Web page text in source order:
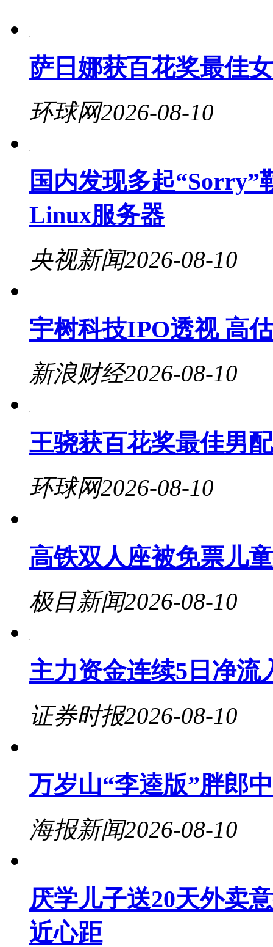
萨日娜获百花奖最佳
环球网2026-08-10
国内发现多起
Linux服务器
央视新闻2026-08-10
宇树科技IPO透视 高
新浪财经2026-08-10
王骁获百花奖最佳男
环球网2026-08-10
高铁双人座被免票儿
极目新闻2026-08-10
主力资金连续5日净流
证券时报2026-08-10
万岁山“李逵版”胖郎
海报新闻2026-08-10
厌学儿子送20天外卖
近心距